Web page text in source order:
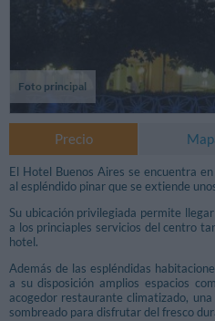
Foto principal
Precio
El Hotel Buenos Aires se encuentra
al espléndido pinar que se extiende
Su ubicación privilegiada permite
a los princiaples servicios del centro
hotel.
Además de las espléndidas
a su disposición amplios espacios
acogedor restaurante climatizado,
sombreado para disfrutar del fresco